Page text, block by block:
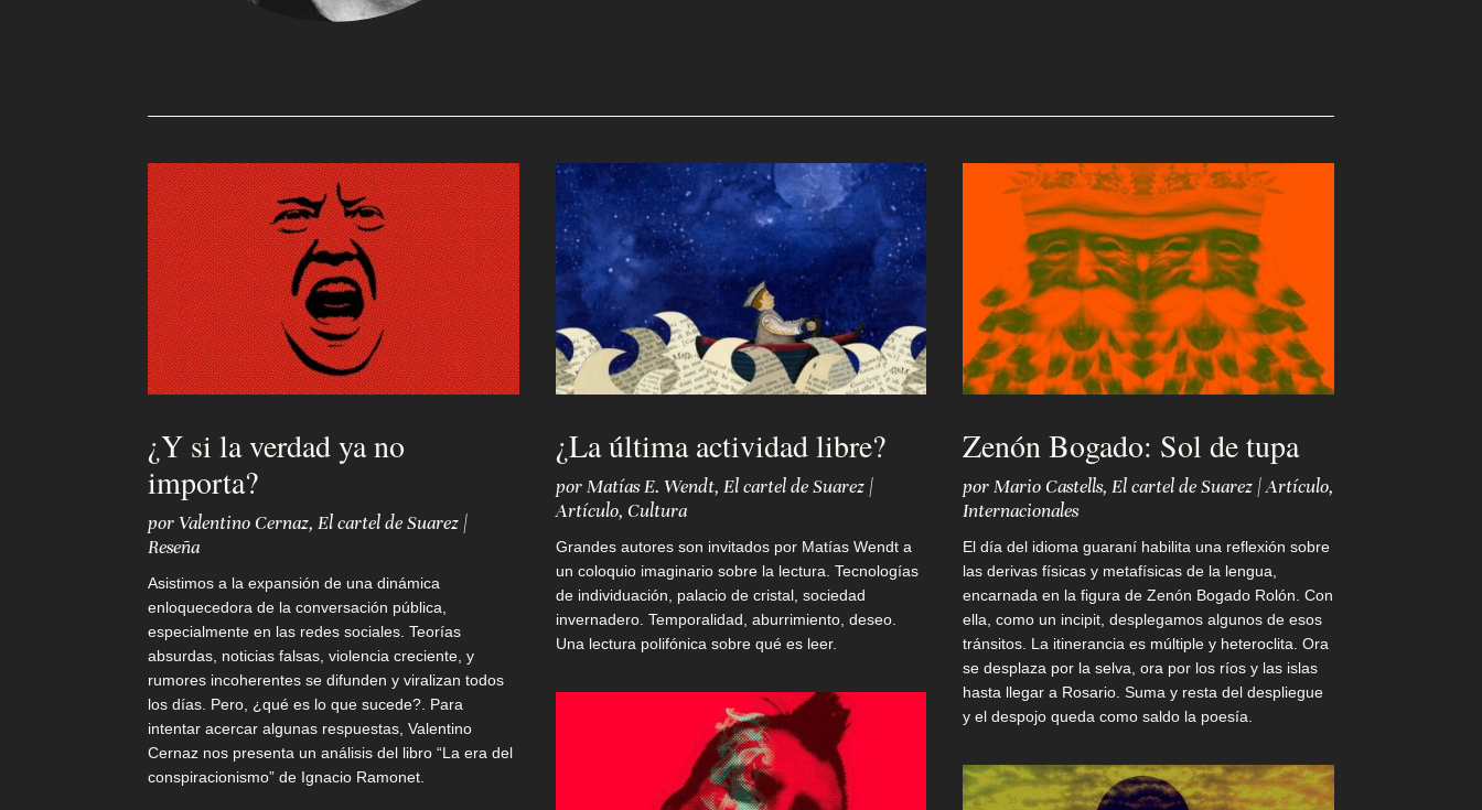
i
é
n
e
s
s
o
m
o
a
n
d
á
t
¿Y si la verdad ya no
importa?
por Valentino Cernaz,El cartel de Suarez |
Reseña
Asistimos a la expansión de una dinámica
enloquecedora de la conversación pública,
especialmente en las redes sociales. Teorías
absurdas, noticias falsas, violencia creciente, y
rumores incoherentes se difunden y viralizan todos
los días. Pero, ¿qué es lo que sucede?. Para
intentar acercar algunas respuestas, Valentino
Cernaz nos presenta un análisis del libro “La era del
conspiracionismo” de Ignacio Ramonet.
¿La última actividad libre?
porMatías E. Wendt, El cartel de Suarez|
Artículo, Cultura
Grandes autores son invitados por Matías Wendt a
un coloquio imaginario sobre la lectura. Tecnologías
de individuación, palacio de cristal, sociedad
invernadero. Temporalidad, aburrimiento, deseo.
Una lectura polifónica sobre qué es leer.
Zenón Bogado: Sol de tupa
porMario Castells, El cartel de Suarez|Artículo,
Internacionales
El día del idioma guaraní habilita una reflexión sobre
las derivas físicas y metafísicas de la lengua,
encarnada en la figura de Zenón Bogado Rolón. Con
ella, como un incipit, desplegamos algunos de esos
tránsitos. La itinerancia es múltiple y heteroclita. Ora
se desplaza por la selva, ora por los ríos y las islas
hasta llegar a Rosario. Suma y resta del despliegue
y el despojo queda como saldo la poesía.